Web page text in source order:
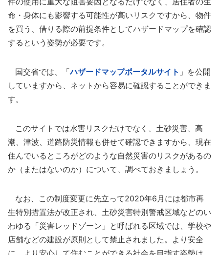
命・身体にも影響する可能性が高いリスクですから、物件
を買う、借りる際の前提条件としてハザードマップを確認
するという姿勢が必要です。
国交省では、「ハザードマップポータルサイト 」を公開
していますから、ネットから容易に確認することができま
す。
このサイトでは水害リスクだけでなく、土砂災害、高
潮、津波、道路防災情報も併せて確認できますから、現在
住んでいるところがどのような自然災害のリスクがあるの
か（またはないのか）について、調べておきましょう。
なお、この制度変更に先立って2020年6月には都市再
生特別措置法が改正され、土砂災害特別警戒区域などのい
わゆる「災害レッドゾーン」と呼ばれる区域では、学校や
店舗などの建設が原則として禁止されました。より安全
に、より安心して住むことができる社会を目指す姿勢は、